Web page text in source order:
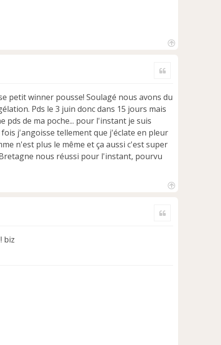
petit winner pousse! Soulagé nous avons du
Pds le 3 juin donc dans 15 jours mais
pds de ma poche... pour l'instant je suis
j'angoisse tellement que j'éclate en pleur
n'est plus le même et ça aussi c'est super
nous réussi pour l'instant, pourvu
biz